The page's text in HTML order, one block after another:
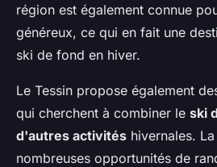
région est également connue
généreux, ce qui en fait une
ski de fond en hiver.
Le Tessin propose également
qui cherchent à combiner le ski
d'autres activités hivernales.
nombreuses opportunités de